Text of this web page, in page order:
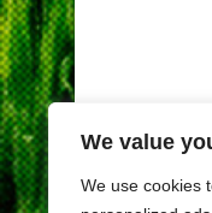
We value
We use cookies